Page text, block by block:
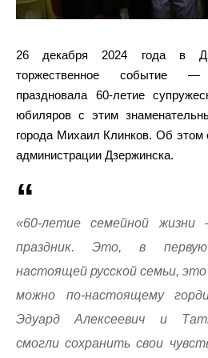
26 декабря 2024 года в
торжественное событие
праздновала 60-летие
юбиляров с этим
города Михаил Клинков. Об
администрации Дзержинска.
«60-летие семейной
праздник. Это, в первую
настоящей русской семьи,
можно по-настоящему
Эдуард Алексеевич и
смогли сохранить свои